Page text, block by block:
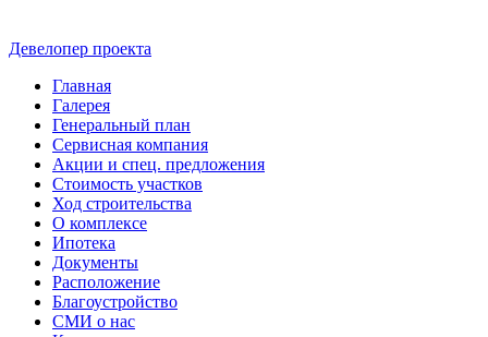
Девелопер проекта
Главная
Галерея
Генеральный план
Сервисная компания
Акции и спец. предложения
Стоимость участков
Ход строительства
О комплексе
Ипотека
Документы
Расположение
Благоустройство
СМИ о нас